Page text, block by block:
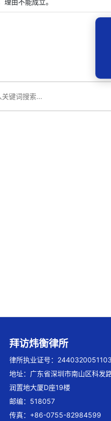
由不能成立。
拜访炜衡律所
律所执业证号：
地址：广东省深圳市南山区科发
润置地大厦D座19楼
邮编：518057
传真：+86-0755-82984599